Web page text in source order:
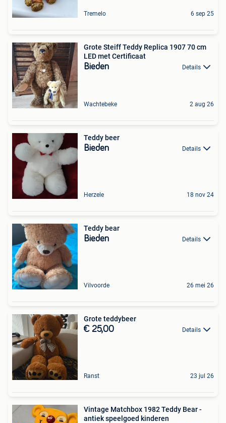
Tremelo 6 sep 25
Grote Steiff Teddy Replica 1907 70 cm
LED met Certificaat
Bieden Details
Wachtebeke 2 aug 26
Teddy beer
Bieden Details
Herzele 18 nov 24
Teddy bear
Bieden Details
Vilvoorde 26 mei 26
Grote teddybeer
€ 25,00 Details
Ranst 23 jul 26
Vintage Matchbox 1982 Teddy Bear -
antiek speelgoed kinderen